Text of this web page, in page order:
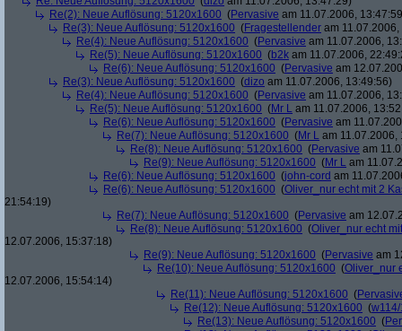
Re(2): Neue Auflösung: 5120x1600 (Pervasive am 11.07.2006,
Re(3): Neue Auflösung: 5120x1600 (Fragestellender am
Re(4): Neue Auflösung: 5120x1600 (Pervasive am 11.07.2006,
Re(5): Neue Auflösung: 5120x1600 (b2k am 11.07.2006,
Re(6): Neue Auflösung: 5120x1600 (Pervasive am
Re(3): Neue Auflösung: 5120x1600 (dizo am 11.07.2006, 13:49:56)
Re(4): Neue Auflösung: 5120x1600 (Pervasive am 11.07.2006,
Re(5): Neue Auflösung: 5120x1600 (Mr L am 11.07.2006,
Re(6): Neue Auflösung: 5120x1600 (Pervasive am
Re(7): Neue Auflösung: 5120x1600 (Mr L am 11.07.2006,
Re(8): Neue Auflösung: 5120x1600 (Pervasive am
Re(9): Neue Auflösung: 5120x1600 (Mr L am
Re(6): Neue Auflösung: 5120x1600 (john-cord am
Re(6): Neue Auflösung: 5120x1600 (Oliver_nur echt mit 2
21:54:19)
Re(7): Neue Auflösung: 5120x1600 (Pervasive am
Re(8): Neue Auflösung: 5120x1600 (Oliver_nur echt
12.07.2006, 15:37:18)
Re(9): Neue Auflösung: 5120x1600 (Pervasive am
Re(10): Neue Auflösung: 5120x1600 (Oliver_nur
12.07.2006, 15:54:14)
Re(11): Neue Auflösung: 5120x1600 (
Re(12): Neue Auflösung: 5120x1600 (
Re(13): Neue Auflösung: 5120x1600 (